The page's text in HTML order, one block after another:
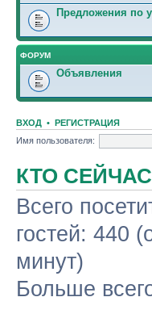
Предложения по
ФОРУМ
Объявления
ВХОД • РЕГИСТРАЦИЯ
Имя пользователя:
КТО
Всего
гостей: 440
минут)
Больше